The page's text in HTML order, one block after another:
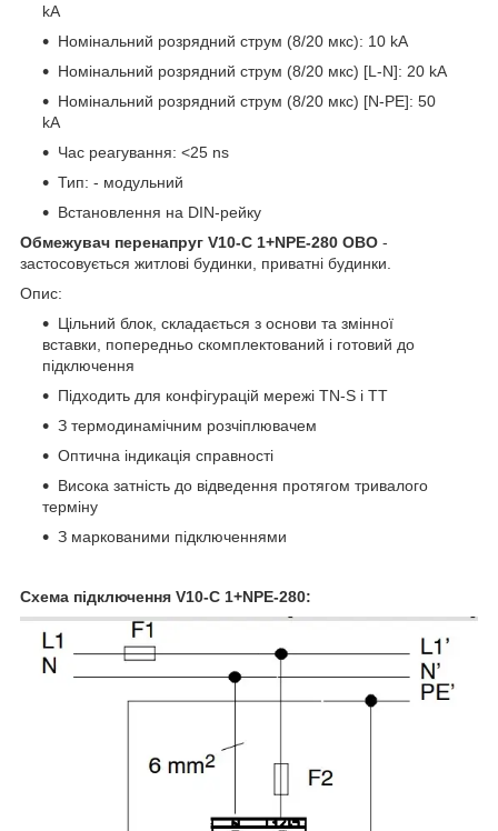
kA
Номінальний розрядний струм (8/20 мкс): 10 kA
Номінальний розрядний струм (8/20 мкс) [L-N]: 20 kA
Номінальний розрядний струм (8/20 мкс) [N-PE]: 50
kA
Час реагування: <25 ns
Тип: - модульний
Встановлення на DIN-рейку
Обмежувач перенапруг V10-C 1+NPE-280 OBO -
застосовується житлові будинки, приватні будинки.
Опис:
Цільний блок, складається з основи та змінної
вставки, попередньо скомплектований і готовий до
підключення
Підходить для конфігурацій мережі TN-S і TT
З термодинамічним розчіплювачем
Оптична індикація справності
Висока затність до відведення протягом тривалого
терміну
З маркованими підключеннями
Схема підключення V10-C 1+NPE-280: